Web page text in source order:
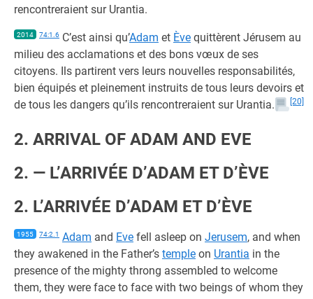
rencontreraient sur Urantia.
2014 74:1.6 C’est ainsi qu’Adam et Ève quittèrent Jérusem au
milieu des acclamations et des bons vœux de ses
citoyens. Ils partirent vers leurs nouvelles responsabilités,
bien équipés et pleinement instruits de tous leurs devoirs et
de tous les dangers qu’ils rencontreraient sur Urantia.
[20]
2. ARRIVAL OF ADAM AND EVE
2. — L’ARRIVÉE D’ADAM ET D’ÈVE
2. L’ARRIVÉE D’ADAM ET D’ÈVE
1955 74:2.1 Adam and Eve fell asleep on Jerusem, and when
they awakened in the Father’s temple on Urantia in the
presence of the mighty throng assembled to welcome
them, they were face to face with two beings of whom they